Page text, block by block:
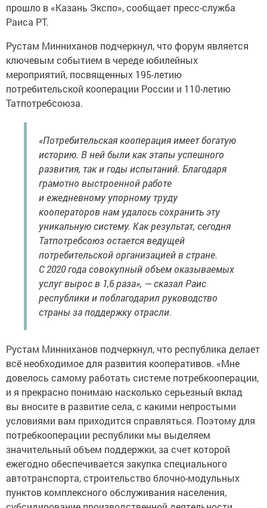
прошло в «Казань Экспо», сообщает пресс-служба
Раиса РТ.
Рустам Минниханов подчеркнул, что форум является
ключевым событием в череде юбилейных
мероприятий, посвященных 195-летию
потребительской кооперации России и 110-летию
Татпотребсоюза.
«Потребительская кооперация имеет богатую
историю. В ней были как этапы успешного
развития, так и годы испытаний. Благодаря
грамотно выстроенной работе
и ежедневному упорному труду
кооператоров нам удалось сохранить эту
уникальную систему. Как результат, сегодня
Татпотребсоюз остается ведущей
потребительской организацией в стране.
С 2020 года совокупный объем оказываемых
услуг вырос в 1,6 раза», — сказал Раис
республики и поблагодарил руководство
страны за поддержку отрасли.
Рустам Минниханов подчеркнул, что республика делает
всё необходимое для развития кооперативов. «Мне
довелось самому работать системе потребкооперации,
и я прекрасно понимаю насколько серьезный вклад
вы вносите в развитие села, с какими непростыми
условиями вам приходится справляться. Поэтому для
потребкооперации республики мы выделяем
значительный объем поддержки, за счет которой
ежегодно обеспечивается закупка специального
автотранспорта, строительство блочно-модульных
пунктов комплексного обслуживания населения,